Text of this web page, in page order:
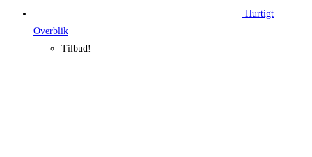
Hurtigt
Overblik
Tilbud!